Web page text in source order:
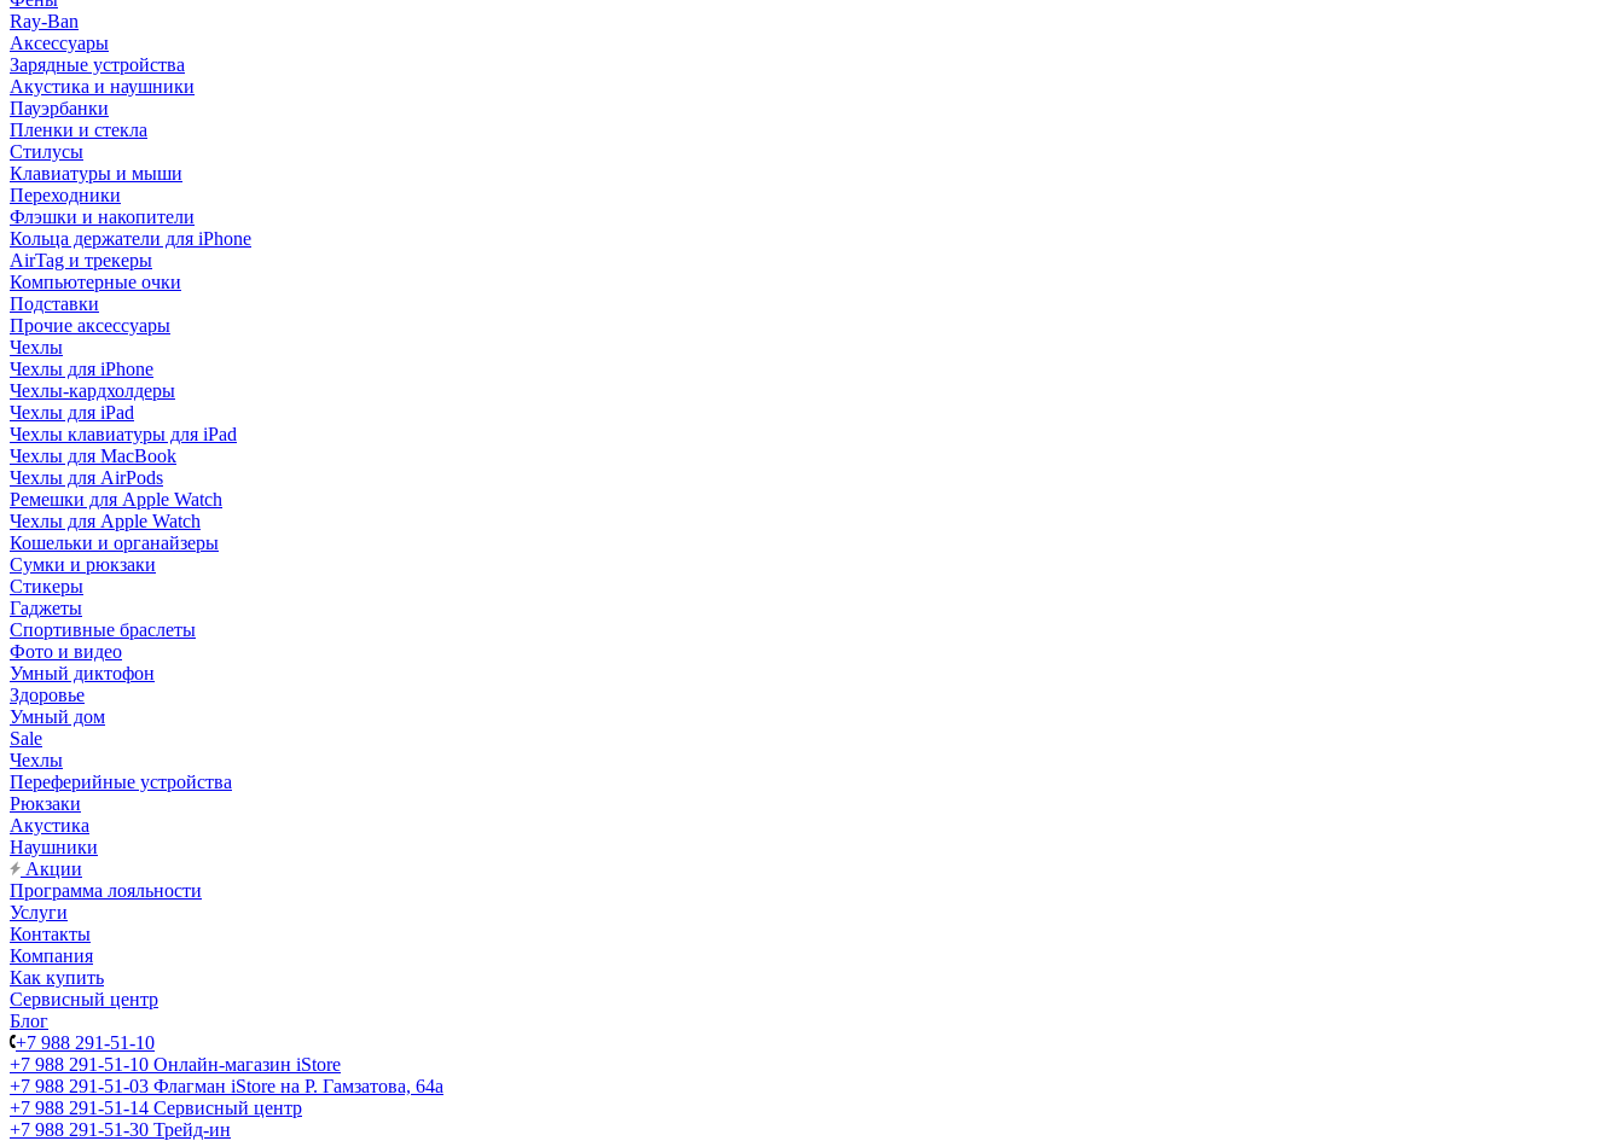
Ray-Ban
Аксессуары
Зарядные устройства
Акустика и наушники
Пауэрбанки
Пленки и стекла
Стилусы
Клавиатуры и мыши
Переходники
Флэшки и накопители
Кольца держатели для iPhone
AirTag и трекеры
Компьютерные очки
Подставки
Прочие аксессуары
Чехлы
Чехлы для iPhone
Чехлы-кардхолдеры
Чехлы для iPad
Чехлы клавиатуры для iPad
Чехлы для MacBook
Чехлы для AirPods
Ремешки для Apple Watch
Чехлы для Apple Watch
Кошельки и органайзеры
Сумки и рюкзаки
Стикеры
Гаджеты
Спортивные браслеты
Фото и видео
Умный диктофон
Здоровье
Умный дом
Sale
Чехлы
Переферийные устройства
Рюкзаки
Акустика
Наушники
Акции
Программа лояльности
Услуги
Контакты
Компания
Как купить
Сервисный центр
Блог
+7 988 291-51-10
+7 988 291-51-10 Онлайн-магазин iStore
+7 988 291-51-03 Флагман iStore на Р. Гамзатова, 64а
+7 988 291-51-14 Сервисный центр
+7 988 291-51-30 Трейд-ин